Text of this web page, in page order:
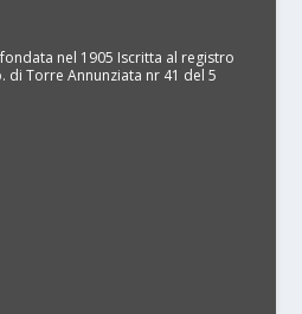
nel 1905 Iscritta al registro
di Torre Annunziata nr 41 del 5